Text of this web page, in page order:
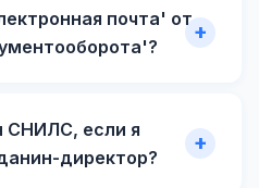
почта' от
СНИЛС, если я
директор?